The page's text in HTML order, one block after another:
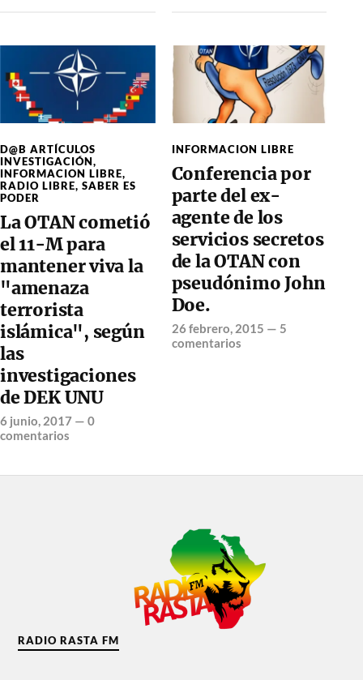
D@B ARTÍCULOS
INVESTIGACIÓN,
INFORMACION LIBRE,
RADIO LIBRE, SABER ES
PODER
La OTAN cometió
el 11-M para
mantener viva la
"amenaza
terrorista
islámica", según
las
investigaciones
de DEK UNU
6 junio, 2017 — 0
comentarios
INFORMACION LIBRE
Conferencia por
parte del ex-
agente de los
servicios secretos
de la OTAN con
pseudónimo John
Doe.
26 febrero, 2015 — 5
comentarios
RADIO RASTA FM